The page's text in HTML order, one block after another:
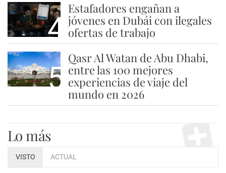
4
Estafadores engañan a
jóvenes en Dubái con ilegales
ofertas de trabajo
5
Qasr Al Watan de Abu Dhabi,
entre las 100 mejores
experiencias de viaje del
mundo en 2026
Lo más
VISTO ACTUAL